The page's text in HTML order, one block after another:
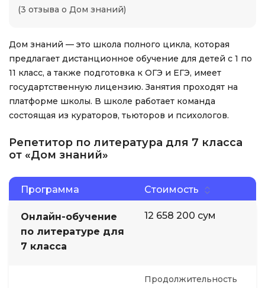
(3 отзыва о Дом знаний)
Дом знаний — это школа полного цикла, которая
предлагает дистанционное обучение для детей с 1 по
11 класс, а также подготовка к ОГЭ и ЕГЭ, имеет
государтственную лицензию. Занятия проходят на
платформе школы. В школе работает команда
состоящая из кураторов, тьюторов и психологов.
Репетитор по литература для 7 класса
от «Дом знаний»
Программа Стоимость
Онлайн-обучение
по литературе для
7 класса
12 658 200 сум
Продолжительность